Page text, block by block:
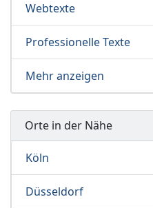
Webtexte
Professionelle Texte
Mehr anzeigen
Orte in der Nähe
Köln
Düsseldorf